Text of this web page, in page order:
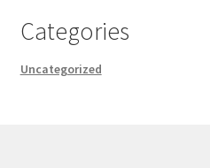
Categories
Uncategorized